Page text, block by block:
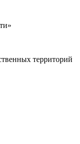
территорий